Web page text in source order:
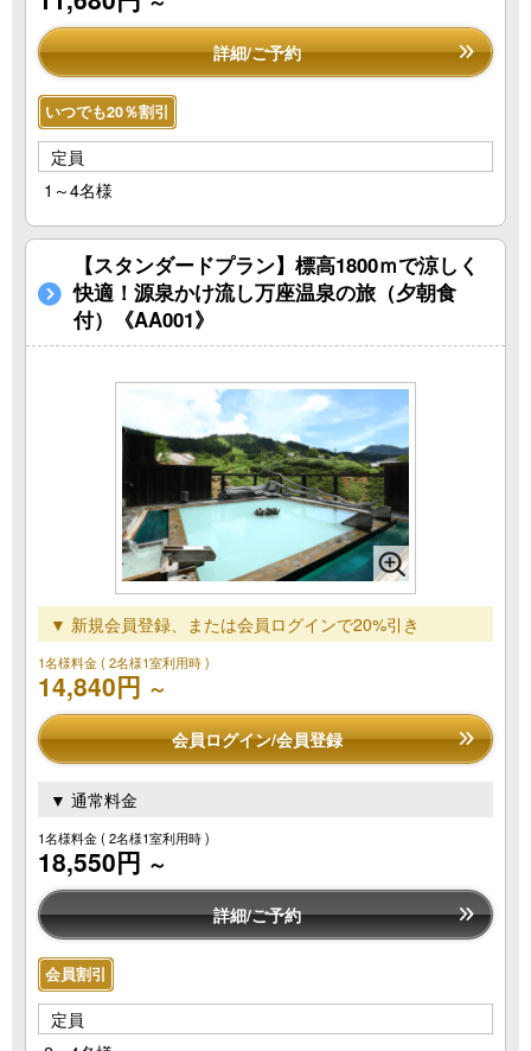
詳細/ご予約
いつでも20％割引
定員
1～4名様
【スタンダードプラン】標高1800ｍで涼しく
快適！源泉かけ流し万座温泉の旅（夕朝食
付）《AA001》
▼ 新規会員登録、または会員ログインで20%引き
1名様料金( 2名様1室利用時 )
14,840円 ～
会員ログイン/会員登録
▼ 通常料金
1名様料金( 2名様1室利用時 )
18,550円 ～
詳細/ご予約
会員割引
定員